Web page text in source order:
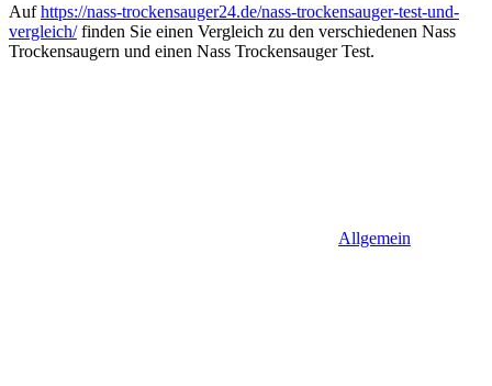
Aufhttps://nass-trockensauger24.de/nass-trockensauger-test-und-
vergleich/finden Sie einen Vergleich zu den verschiedenen Nass
Trockensaugern und einen Nass Trockensauger Test.
Allgemein